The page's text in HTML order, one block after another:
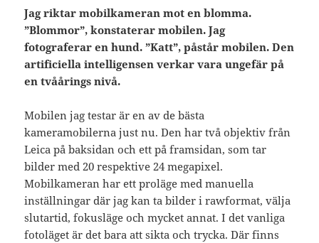
Jag riktar mobilkameran mot en blomma.
”Blommor”, konstaterar mobilen. Jag
fotograferar en hund. ”Katt”, påstår mobilen. Den
artificiella intelligensen verkar vara ungefär på
en tvåårings nivå.
Mobilen jag testar är en av de bästa
kameramobilerna just nu. Den har två objektiv från
Leica på baksidan och ett på framsidan, som tar
bilder med 20 respektive 24 megapixel.
Mobilkameran har ett proläge med manuella
inställningar där jag kan ta bilder i rawformat, välja
slutartid, fokusläge och mycket annat. I det vanliga
fotoläget är det bara att sikta och trycka. Där finns